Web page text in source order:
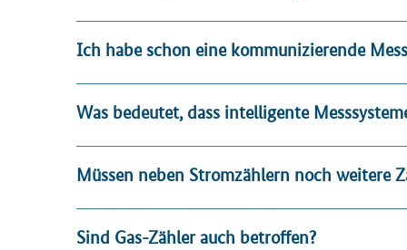
Ich habe schon eine kommunizierende
Was bedeutet, dass intelligente
Müssen neben Stromzählern noch weitere
Sind Gas-Zähler auch betroffen?